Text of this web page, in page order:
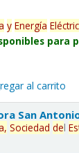
y Energía
para
al carrito
San
Sociedad del